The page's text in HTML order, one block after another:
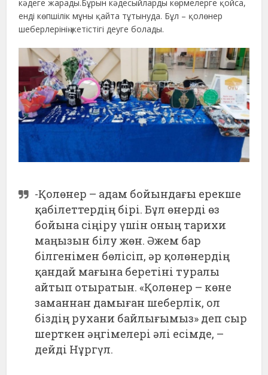
кәдеге жарады.Бұрын кәдесыйларды көрмелерге қойса,
енді көпшілік мұны қайта тұтынуда. Бұл – қолөнер
шеберлерінің жетістігі деуге болады.
-Қолөнер – адам бойындағы ерекше
қабілеттердің бірі. Бұл өнерді өз
бойына сіңіру үшін оның тарихи
маңызын білу жөн. Әжем бар
білгенімен бөлісіп, әр қолөнердің
қандай мағына беретіні туралы
айтып отыратын. «Қолөнер – көне
заманнан дамыған шеберлік, ол
біздің рухани байлығымыз» деп сыр
шерткен әңгімелері әлі есімде, –
дейді Нұргүл.